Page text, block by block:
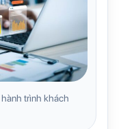
trình khách